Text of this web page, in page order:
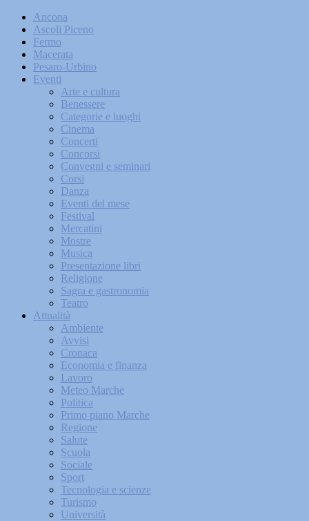
Ancona
Ascoli Piceno
Fermo
Macerata
Pesaro-Urbino
Eventi
Arte e cultura
Benessere
Categorie e luoghi
Cinema
Concerti
Concorsi
Convegni e seminari
Corsi
Danza
Eventi del mese
Festival
Mercatini
Mostre
Musica
Presentazione libri
Religione
Sagra e gastronomia
Teatro
Attualità
Ambiente
Avvisi
Cronaca
Economia e finanza
Lavoro
Meteo Marche
Politica
Primo piano Marche
Regione
Salute
Scuola
Sociale
Sport
Tecnologia e scienze
Turismo
Università